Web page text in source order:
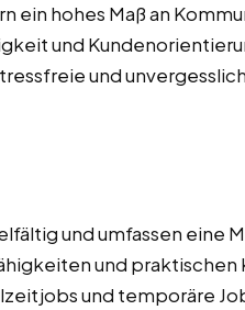
ein hohes Maß an
und
und
und umfassen eine
und praktischen
und temporäre